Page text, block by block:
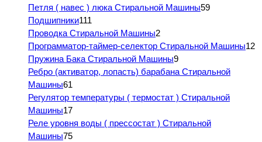
Петля ( навес ) люка Стиральной Машины59
Подшипники111
Проводка Стиральной Машины2
Программатор-таймер-селектор Стиральной Машины12
Пружина Бака Стиральной Машины9
Ребро (активатор, лопасть) барабана Стиральной
Машины61
Регулятор температуры ( термостат ) Стиральной
Машины17
Реле уровня воды ( прессостат ) Стиральной
Машины75